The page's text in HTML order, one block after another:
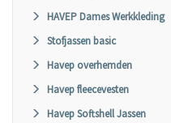
HAVEP Dames Werkkleding
Stofjassen basic
Havep overhemden
Havep fleecevesten
Havep Softshell Jassen